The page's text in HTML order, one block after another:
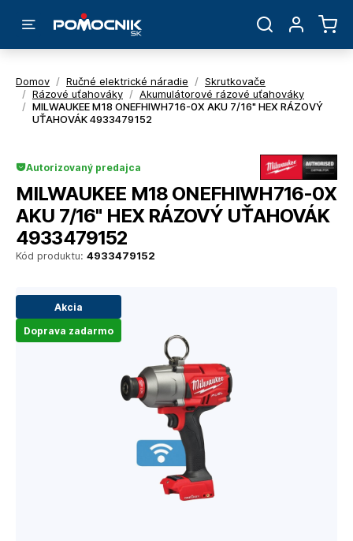
Domov / Ručné elektrické náradie / Skrutkovače
/ Rázové uťahováky / Akumulátorové rázové uťahováky
/ MILWAUKEE M18 ONEFHIWH716-0X AKU 7/16" HEX RÁZOVÝ
UŤAHOVÁK 4933479152
Akcia
Doprava zadarmo
Kód produktu: 4933479152
Autorizovaný predajca
MILWAUKEE M18 ONEFHIWH716-0X
AKU 7/16" HEX RÁZOVÝ UŤAHOVÁK
4933479152